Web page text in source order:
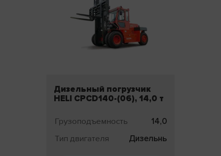
Дизельный погрузчик
HELI CPCD140-(06), 14,0 т
Грузоподъемность
14,0 т
Тип двигателя
Дизельный